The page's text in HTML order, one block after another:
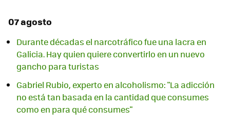
07 agosto
Durante décadas el narcotráfico fue una lacra en
Galicia. Hay quien quiere convertirlo en un nuevo
gancho para turistas
Gabriel Rubio, experto en alcoholismo: "La adicción
no está tan basada en la cantidad que consumes
como en para qué consumes"